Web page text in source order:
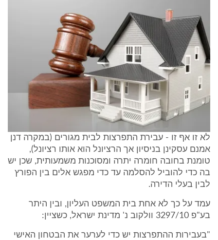
לא זו אף זו - עבירת התפרצות לבית מגורים (במקרה דנן
אמנם עסקינן בניסיון אך הרציונל הוא אותו רציונל),
טומנת בחובה חומרה יתרה ומסוכנות משמעותית, שכן יש
בה כדי להוביל להסלמה עד כדי מפגש אלים בין הפורץ
לבין בעלי הדירה.
עמד על כך לא אחת בית המשפט העליון, ובין היתר
בע"פ 3297/10 וולקוב נ' מדינת ישראל, כשציין:
"בעבירות ההתפרצות יש כדי לערער את הבטחון האישי